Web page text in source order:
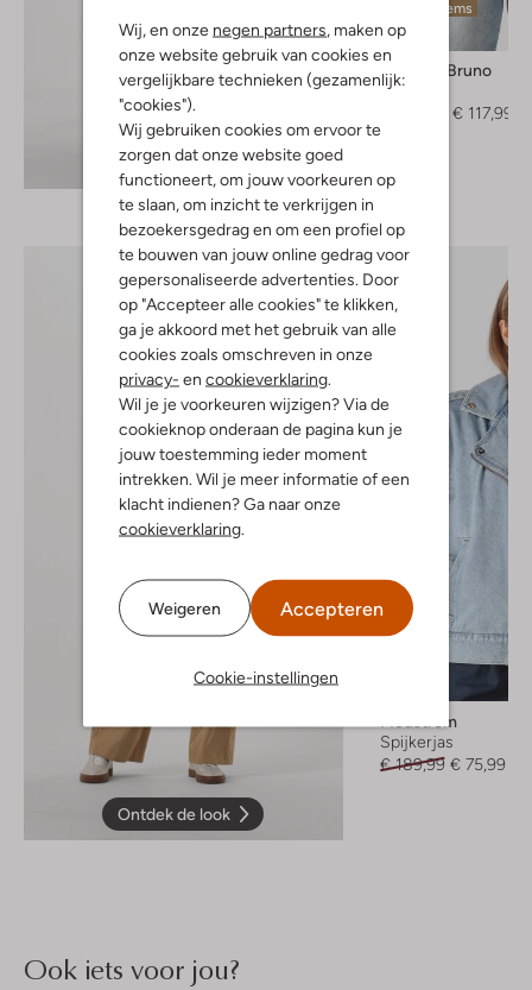
Wij, en onze negen partners, maken op
onze website gebruik van cookies en
vergelijkbare technieken (gezamenlijk:
"cookies").
Wij gebruiken cookies om ervoor te
zorgen dat onze website goed
functioneert, om jouw voorkeuren op
te slaan, om inzicht te verkrijgen in
bezoekersgedrag en om een profiel op
te bouwen van jouw online gedrag voor
gepersonaliseerde advertenties. Door
op "Accepteer alle cookies" te klikken,
ga je akkoord met het gebruik van alle
cookies zoals omschreven in onze
privacy- en cookieverklaring.
Wil je je voorkeuren wijzigen? Via de
cookieknop onderaan de pagina kun je
jouw toestemming ieder moment
intrekken. Wil je meer informatie of een
klacht indienen? Ga naar onze
cookieverklaring.
Weigeren Accepteren
Cookie-instellingen
Ontdek de look
Laatste items
-60%
Vanessa Bruno
Vest
€ 117,99
Ontdek de look
Modström
Spijkerjas
€ 189,99 € 75,99
Ook iets voor jou?